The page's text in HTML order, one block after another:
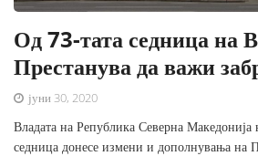
Од 73-тата седница на
Престанува да важи
јуни 30, 2020
Владата на Република Северна
седница донесе измени и дополнувања на